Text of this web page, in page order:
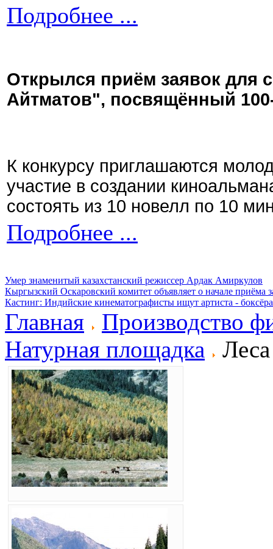
Подробнее ...
Открылся приём заявок для
Айтматов", посвящённый
К конкурсу приглашаются
участие в создании
состоять из 10 новелл по 10
Подробнее ...
Умер знаменитый казахстанский режиссер Ардак Амиркулов
Кыргызский Оскаровский комитет объявляет о начале приёма
Кастинг: Индийские кинематографисты ищут артиста -
Главная
Производство
Натурная площадка
Леса